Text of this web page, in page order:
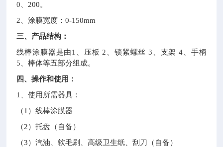
0
200。
2 、涂膜宽度：0-150mm
三、产品结构：
线棒涂膜器是由1 、压板 2 、锁紧螺丝3 、支架4 、手柄
5 、棒体等五部分组成。
四、操作和使用：
1
、使用所需器具：
（1 ）线棒涂膜器
（2）托盘（自备）
（3）汽油、软毛刷、高级卫生纸、刮刀（自备）